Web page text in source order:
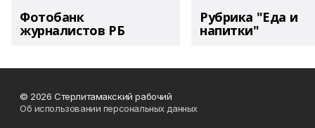
Фотобанк
журналистов РБ
Рубрика "Еда и
напитки"
© 2026 Стерлитамакский рабочий
Об использовании персональных данных